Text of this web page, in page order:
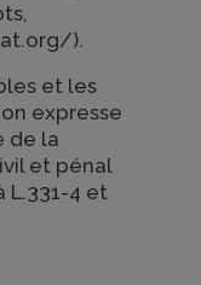
).
et les
expresse
de la
et pénal
L.331-4 et